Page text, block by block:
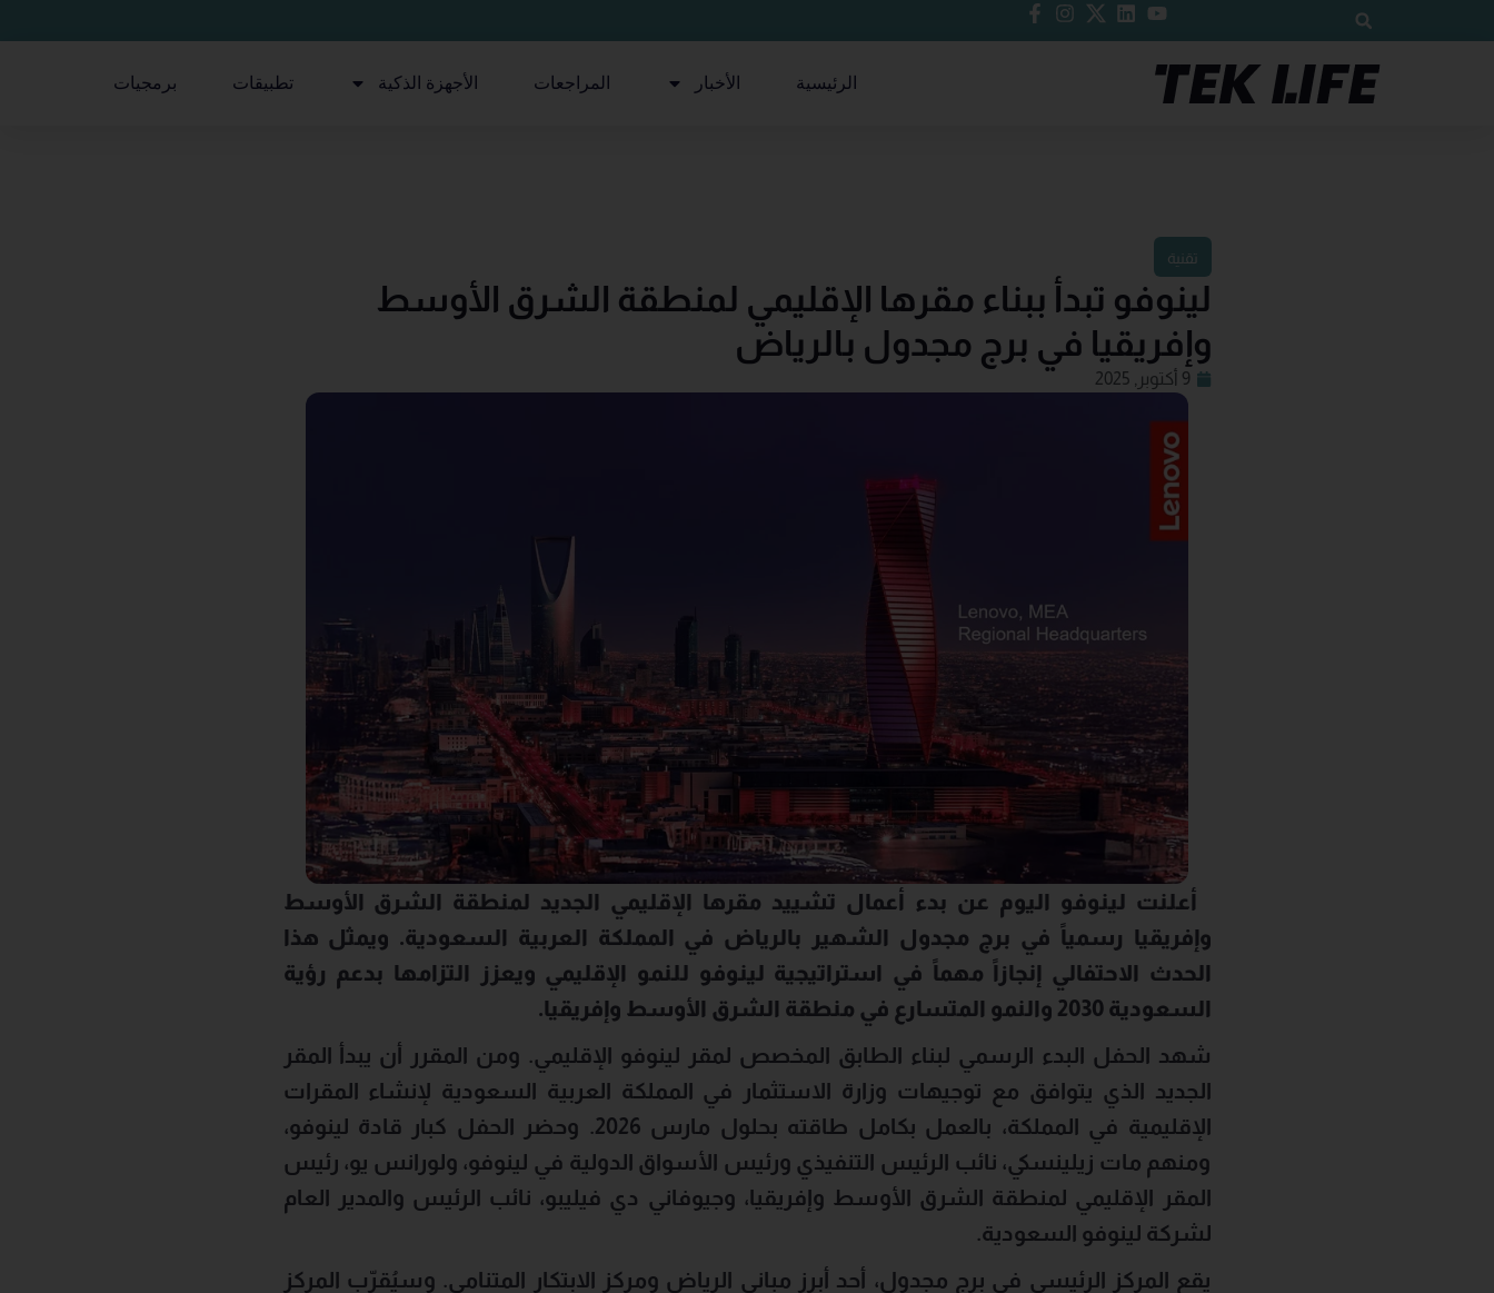
الرئيسية الأخبار المراجعات الأجهزة الذكية تطبيقات برمجيات
تقنية
لينوفو تبدأ ببناء مقرها الإقليمي لمنطقة الشرق الأوسط
وإفريقيا في برج مجدول بالرياض
9 أكتوبر, 2025
أعلنت لينوفو اليوم عن بدء أعمال تشييد مقرها الإقليمي الجديد لمنطقة الشرق الأوسط
وإفريقيا رسمياً في برج مجدول الشهير بالرياض في المملكة العربية السعودية. ويمثل هذا
الحدث الاحتفالي إنجازاً مهماً في استراتيجية لينوفو للنمو الإقليمي ويعزز التزامها بدعم رؤية
السعودية 2030 والنمو المتسارع في منطقة الشرق الأوسط وإفريقيا.
شهد الحفل البدء الرسمي لبناء الطابق المخصص لمقر لينوفو الإقليمي. ومن المقرر أن يبدأ المقر
الجديد الذي يتوافق مع توجيهات وزارة الاستثمار في المملكة العربية السعودية لإنشاء المقرات
الإقليمية في المملكة، بالعمل بكامل طاقته بحلول مارس 2026. وحضر الحفل كبار قادة لينوفو،
ومنهم مات زيلينسكي، نائب الرئيس التنفيذي ورئيس الأسواق الدولية في لينوفو، ولورانس يو، رئيس
المقر الإقليمي لمنطقة الشرق الأوسط وإفريقيا، وجيوفاني دي فيليبو، نائب الرئيس والمدير العام
لشركة لينوفو السعودية.
يقع المركز الرئيسي في برج مجدول، أحد أبرز مباني الرياض ومركز الابتكار المتنامي. وسيُقرّب المركز